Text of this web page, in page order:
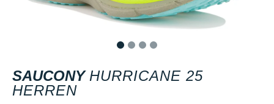
SAUCONY HURRICANE 25
HERREN